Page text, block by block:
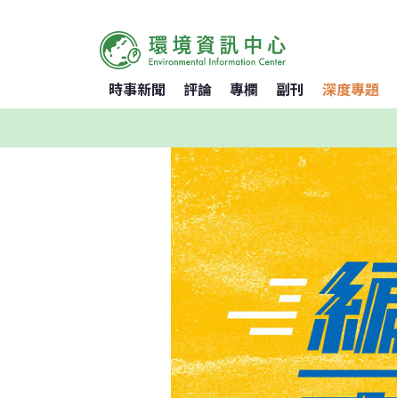
時事新聞 評論 專欄 副刊 深度專題